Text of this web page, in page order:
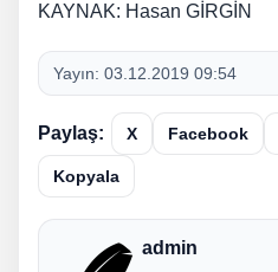
KAYNAK: Hasan GİRGİN
Yayın: 03.12.2019 09:54
Paylaş: X Facebook
Kopyala
admin